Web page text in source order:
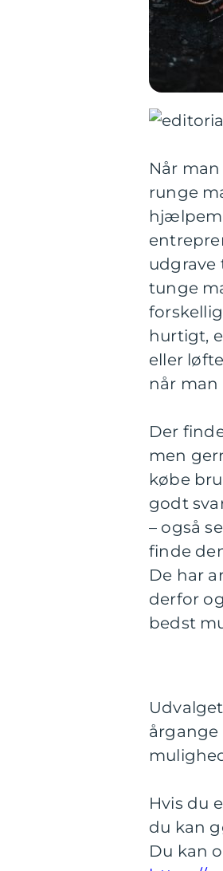
Når
runge
udgrave
tunge
hurtigt,
eller
når man
Der
men
købe
godt
– også
finde
De har
derfor
bedst
årgange
Hvis du
du kan
Du kan